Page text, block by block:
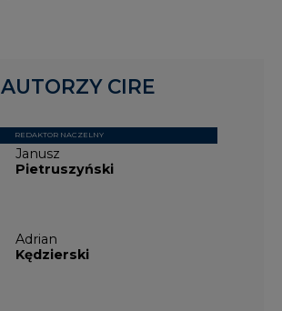
Janusz
Pietruszyński
REDAKTOR NACZELNY
Adrian
Kędzierski
AUTORZY CIRE